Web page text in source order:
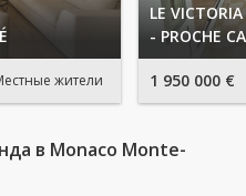
жители
LE
- PROCHE
1 950 000 €
в Monaco Monte-